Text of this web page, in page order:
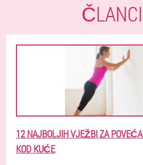
ČLANCI
12 NAJBOLJIH VJEŽBI ZA
KOD KUĆE